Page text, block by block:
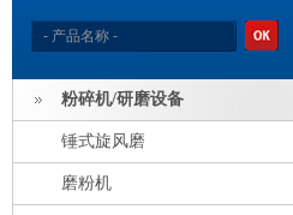
粉碎机/研磨设备
锤式旋风磨
磨粉机